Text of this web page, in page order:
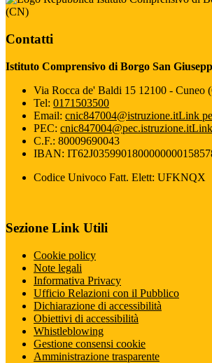
(CN)
Contatti
Istituto Comprensivo di Borgo San
Via Rocca de' Baldi 15 12100 - Cuneo
Tel: 0171503500
Email: cnic847004@istruzione.itLink
PEC: cnic847004@pec.istruzione.it
C.F.: 80009690043
IBAN:
Codice Univoco Fatt. Elett: UFKNQX
Sezione Link Utili
Cookie policy
Note legali
Informativa Privacy
Ufficio Relazioni con il Pubblico
Dichiarazione di accessibilità
Obiettivi di accessibilità
Whistleblowing
Gestione consensi cookie
Amministrazione trasparente